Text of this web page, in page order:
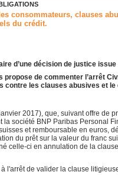
consommateurs, clauses
du crédit.
d’une décision de justice
de commenter l’arrêt
contre les clauses abusives et
2017), que, suivant offre de
société BNP Paribas Personal
et remboursable en euros,
du prêt sur la valeur du franc
celle-ci en annulation de la
l'arrêt de valider la clause